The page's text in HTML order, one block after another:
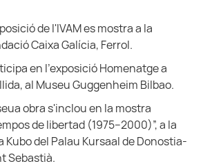
de l'IVAM es mostra a la
Caixa Galícia, Ferrol.
en l'exposició Homenatge a
al Museu Guggenheim Bilbao.
obra s'inclou en la mostra
de libertad (1975–2000)”, a la
Kubo del Palau Kursaal de Donostia-
Sebastià.